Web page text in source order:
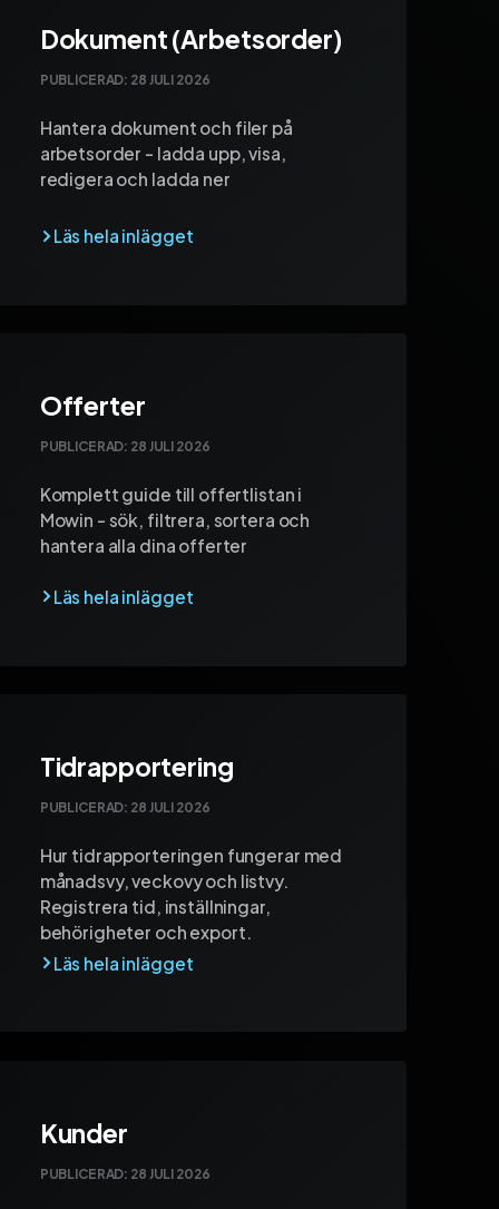
Dokument (Arbetsorder)
PUBLICERAD: 28 JULI 2026
Hantera dokument och filer på
arbetsorder - ladda upp, visa,
redigera och ladda ner
Offerter
PUBLICERAD: 28 JULI 2026
Komplett guide till offertlistan i
Mowin - sök, filtrera, sortera och
hantera alla dina offerter
Tidrapportering
PUBLICERAD: 28 JULI 2026
Hur tidrapporteringen fungerar med
månadsvy, veckovy och listvy.
Registrera tid, inställningar,
behörigheter och export.
Kunder
PUBLICERAD: 28 JULI 2026